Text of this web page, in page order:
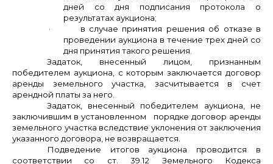
дней со дня подписания протокола о
результатах аукциона;
·
в случае принятия решения об отказе в
проведении аукциона в течение трех дней со
дня принятия такого решения.
Задаток, внесенный лицом, признанным
победителем аукциона, с которым заключается договор
аренды земельного участка, засчитывается в счет
арендной платы за него.
Задаток, внесенный победителем аукциона, не
заключившим в установленном порядке договор аренды
земельного участка вследствие уклонения от заключения
указанного договора, не возвращается.
Подведение итогов аукциона проводится в
соответствии со ст. 39.12 Земельного Кодекса